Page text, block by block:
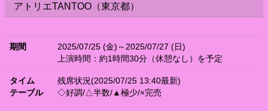
アトリエTANTOO（東京都）
期間
2025/07/25 (金)～2025/07/27 (日)
上演時間：約1時間30分（休憩なし）を予定
タイム
テーブル
残席状況(2025/07/25 13:40最新)
◇好調/△半数/▲極少/×完売